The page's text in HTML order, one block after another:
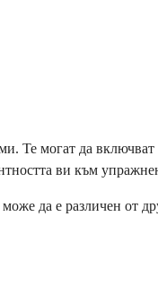
Те могат да
ви към
да е различен от